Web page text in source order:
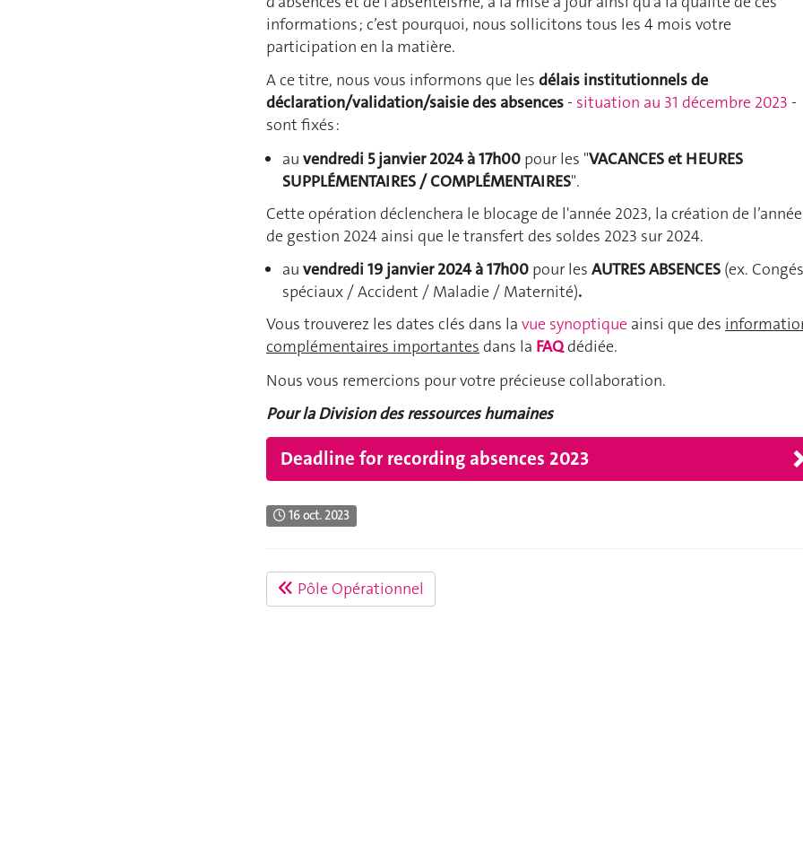
informations ; c’est pourquoi, nous sollicitons tous les 4 mois votre
participation en la matière.
A ce titre, nous vous informons que les délais institutionnels de
déclaration/validation/saisie des absences- situation au 31 décembre 2023 -
sont fixés :
au vendredi 5 janvier 2024 à 17h00 pour les "VACANCES et HEURES
SUPPLÉMENTAIRES / COMPLÉMENTAIRES".
Cette opération déclenchera le blocage de l'année 2023, la création de l’année
de gestion 2024 ainsi que le transfert des soldes 2023 sur 2024.
au vendredi 19 janvier 2024 à 17h00 pour les AUTRES ABSENCES (ex. Congés
spéciaux / Accident / Maladie / Maternité).
Vous trouverez les dates clés dans la vue synoptique ainsi que des
complémentaires importantes dans la FAQdédiée.
Nous vous remercions pour votre précieuse collaboration.
Pour la Division des ressources humaines
Deadline for recording absences 2023
16 oct. 2023
Pôle Opérationnel